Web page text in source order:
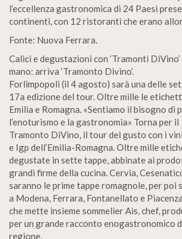
l’eccellenza gastronomica di 24 Paesi
continenti, con 12 ristoranti che erano
Fonte: Nuova Ferrara.
Calici e degustazioni con ‘Tramonti
mano: arriva ‘Tramonto Divino’.
Forlimpopoli (il 4 agosto) sarà una delle
17a edizione del tour. Oltre mille le
Emilia e Romagna. «Sentiamo il bisogno di
l’enoturismo e la gastronomia» Torna per il
Tramonto DiVino, il tour del gusto con i
e Igp dell’Emilia-Romagna. Oltre mille
degustate in sette tappe, abbinate ai
grandi firme della cucina. Cervia,
saranno le prime tappe romagnole, per poi
a Modena, Ferrara, Fontanellato e
che mette insieme sommelier Ais, chef,
per un grande racconto enogastronomico
regione.